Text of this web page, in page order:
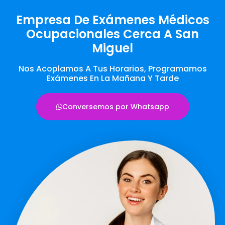
Empresa De Exámenes Médicos
Ocupacionales Cerca A San
Miguel
Nos Acoplamos A Tus Horarios, Programamos
Exámenes En La Mañana Y Tarde
Conversemos por Whatsapp